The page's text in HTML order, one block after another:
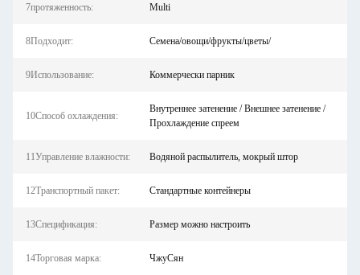
7протяженность: Multi
8Подходит: Семена/овощи/фрукты/цветы/
9Использование: Коммерчески парник
10Способ охлаждения:
Внутреннее затенение / Внешнее затенение /
Прохлаждение спреем
11Управление влажности: Водяной распылитель, мокрый штор
12Транспортный пакет: Стандартные контейнеры
13Спецификация: Размер можно настроить
14Торговая марка: ЧжуСян